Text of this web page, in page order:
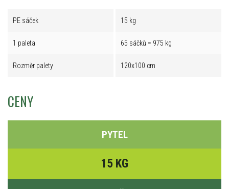
PE sáček 15 kg
1 paleta 65 sáčků = 975 kg
Rozměr palety 120x100 cm
CENY
PYTEL
15 KG